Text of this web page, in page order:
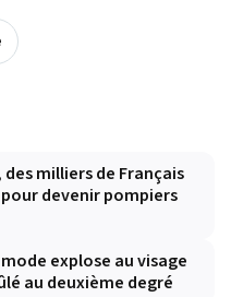
milliers de Français
devenir pompiers
explose au visage
au deuxième degré